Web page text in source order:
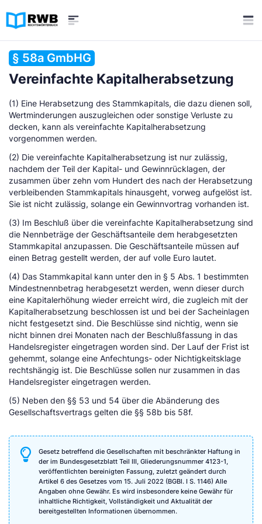
§ 58a GmbHG
Vereinfachte Kapitalherabsetzung
(1) Eine Herabsetzung des Stammkapitals, die dazu dienen soll,
Wertminderungen auszugleichen oder sonstige Verluste zu
decken, kann als vereinfachte Kapitalherabsetzung
vorgenommen werden.
(2) Die vereinfachte Kapitalherabsetzung ist nur zulässig,
nachdem der Teil der Kapital- und Gewinnrücklagen, der
zusammen über zehn vom Hundert des nach der Herabsetzung
verbleibenden Stammkapitals hinausgeht, vorweg aufgelöst ist.
Sie ist nicht zulässig, solange ein Gewinnvortrag vorhanden ist.
(3) Im Beschluß über die vereinfachte Kapitalherabsetzung sind
die Nennbeträge der Geschäftsanteile dem herabgesetzten
Stammkapital anzupassen. Die Geschäftsanteile müssen auf
einen Betrag gestellt werden, der auf volle Euro lautet.
(4) Das Stammkapital kann unter den in § 5 Abs. 1 bestimmten
Mindestnennbetrag herabgesetzt werden, wenn dieser durch
eine Kapitalerhöhung wieder erreicht wird, die zugleich mit der
Kapitalherabsetzung beschlossen ist und bei der Sacheinlagen
nicht festgesetzt sind. Die Beschlüsse sind nichtig, wenn sie
nicht binnen drei Monaten nach der Beschlußfassung in das
Handelsregister eingetragen worden sind. Der Lauf der Frist ist
gehemmt, solange eine Anfechtungs- oder Nichtigkeitsklage
rechtshängig ist. Die Beschlüsse sollen nur zusammen in das
Handelsregister eingetragen werden.
(5) Neben den §§ 53 und 54 über die Abänderung des
Gesellschaftsvertrags gelten die §§ 58b bis 58f.
Gesetz betreffend die Gesellschaften mit beschränkter Haftung in
der im Bundesgesetzblatt Teil III, Gliederungsnummer 4123-1,
veröffentlichten bereinigten Fassung, zuletzt geändert durch
Artikel 6 des Gesetzes vom 15. Juli 2022 (BGBl. I S. 1146) Alle
Angaben ohne Gewähr. Es wird insbesondere keine Gewähr für
inhaltliche Richtigkeit, Vollständigkeit und Aktualität der
bereitgestellten Informationen übernommen.